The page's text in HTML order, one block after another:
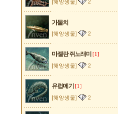
[해양생물] 2
가물치
[해양생물] 2
마젤란 쥐노래미 [1]
[해양생물] 2
유럽메기 [1]
[해양생물] 2